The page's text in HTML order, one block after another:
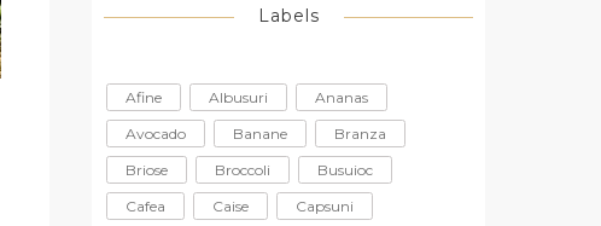
Labels
Afine Albusuri
Ananas
Avocado
Banane
Branza
Briose
Broccoli
Busuioc
Cafea
Caise
Capsuni